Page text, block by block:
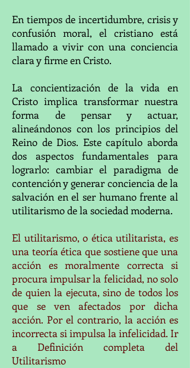
En tiempos de incertidumbre, crisis y
confusión moral, el cristiano está
llamado a vivir con una conciencia
clara y firme en Cristo.
La concientización de la vida en
Cristo implica transformar nuestra
forma de pensar y actuar,
alineándonos con los principios del
Reino de Dios. Este capítulo aborda
dos aspectos fundamentales para
lograrlo: cambiar el paradigma de
contención y generar conciencia de la
salvación en el ser humano frente al
utilitarismo de la sociedad moderna.
El utilitarismo, o ética utilitarista, es
una teoría ética que sostiene que una
acción es moralmente correcta si
procura impulsar la felicidad, no solo
de quien la ejecuta, sino de todos los
que se ven afectados por dicha
acción. Por el contrario, la acción es
incorrecta si impulsa la infelicidad. Ir
a Definición completa del
Utilitarismo